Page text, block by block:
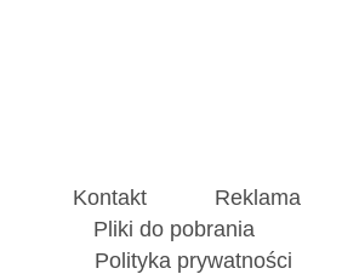
Kontakt Reklama
Pliki do pobrania
Polityka prywatności